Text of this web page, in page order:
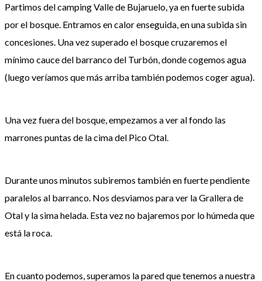
Partimos del camping Valle de Bujaruelo, ya en fuerte subida
por el bosque. Entramos en calor enseguida, en una subida sin
concesiones. Una vez superado el bosque cruzaremos el
mínimo cauce del barranco del Turbón, donde cogemos agua
(luego veríamos que más arriba también podemos coger agua).
Una vez fuera del bosque, empezamos a ver al fondo las
marrones puntas de la cima del Pico Otal.
Durante unos minutos subiremos también en fuerte pendiente
paralelos al barranco. Nos desviamos para ver la Grallera de
Otal y la sima helada. Esta vez no bajaremos por lo húmeda que
está la roca.
En cuanto podemos, superamos la pared que tenemos a nuestra